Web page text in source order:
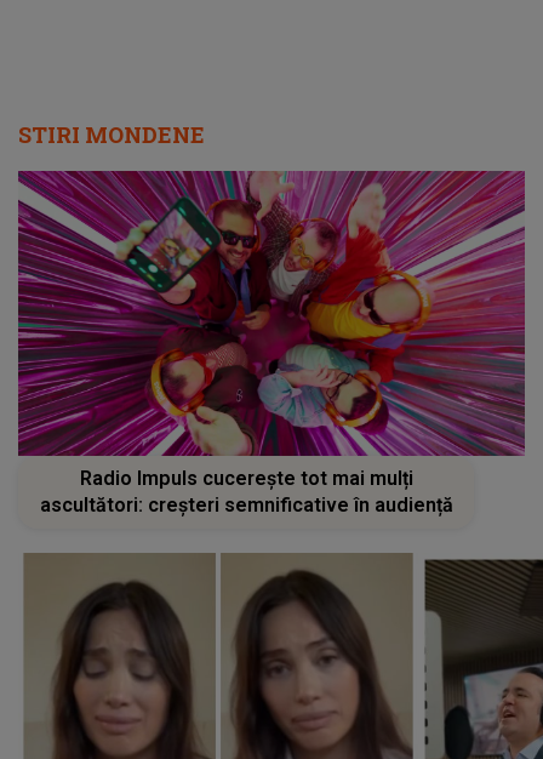
STIRI MONDENE
Radio Impuls cucerește tot mai mulți
ascultători: creșteri semnificative în audiență